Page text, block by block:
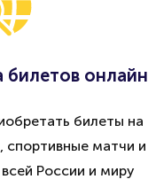
билетов онлайн
билеты на
спортивные матчи и
России и миру